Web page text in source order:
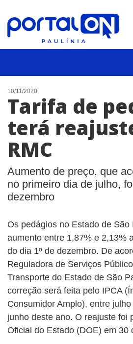
CIDADES
EVENTOS
EMPREGO
ANIVERSÁRIO DAS CIDADES
ANUNCIE
CONTATO
10/11/2020
Tarifa de
terá
RMC
Aumento de preço, que
no primeiro dia de julho,
dezembro
Os pedágios no Estado de São
aumento entre 1,87% e 2,13%
do dia 1º de dezembro. De
Reguladora de Serviços
Transporte do Estado de São
correção será feita pelo IPCA
Consumidor Amplo), entre
junho deste ano. O reajuste foi
Oficial do Estado (DOE) em 30